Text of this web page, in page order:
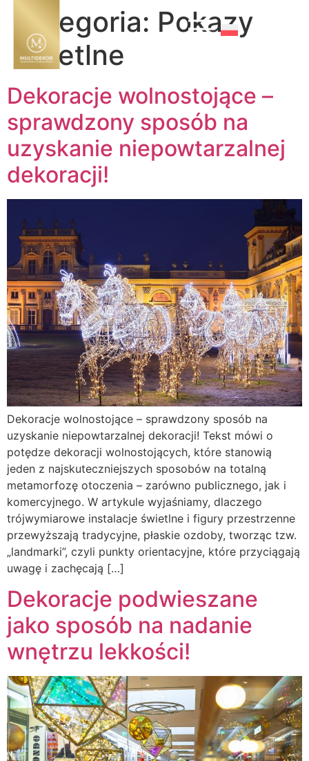
Kategoria: Pokazy
świetlne
Dekoracje wolnostojące –
sprawdzony sposób na
uzyskanie niepowtarzalnej
dekoracji!
Dekoracje wolnostojące – sprawdzony sposób na
uzyskanie niepowtarzalnej dekoracji! Tekst mówi o
potędze dekoracji wolnostojących, które stanowią
jeden z najskuteczniejszych sposobów na totalną
metamorfozę otoczenia – zarówno publicznego, jak i
komercyjnego. W artykule wyjaśniamy, dlaczego
trójwymiarowe instalacje świetlne i figury przestrzenne
przewyższają tradycyjne, płaskie ozdoby, tworząc tzw.
„landmarki”, czyli punkty orientacyjne, które przyciągają
uwagę i zachęcają […]
Dekoracje podwieszane
jako sposób na nadanie
wnętrzu lekkości!